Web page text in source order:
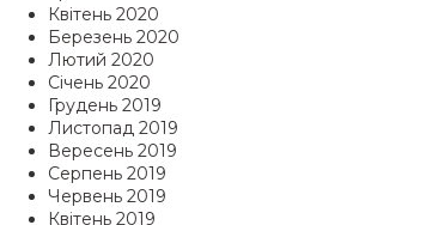
Квітень 2020
Березень 2020
Лютий 2020
Січень 2020
Грудень 2019
Листопад 2019
Вересень 2019
Серпень 2019
Червень 2019
Квітень 2019